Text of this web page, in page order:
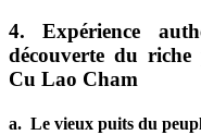
4. Expérience
découverte du
Cu Lao Cham
a. Le vieux puits du